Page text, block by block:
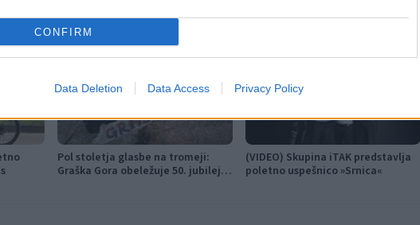
CONFIRM
Data Deletion Data Access Privacy Policy
Pol stoletja glasbe na tromeji:
Graška Gora obeležuje 50. jubilejni
(VIDEO) Skupina iTAK predstavlja
poletno uspešnico »Srnica«